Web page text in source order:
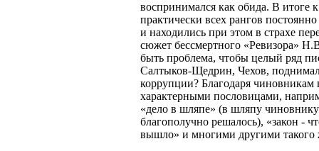
воспринимался как обида. В итоге
практически всех рангов
и находились при этом в страхе
сюжет бессмертного «Ревизора»
быть проблема, чтобы целый ряд
Салтыков-Щедрин, Чехов,
коррупции? Благодаря чиновникам
характерными пословицами,
«дело в шляпе» (в шляпу чиновнику
благополучно решалось), «закон -
вышло» и многими другими такого